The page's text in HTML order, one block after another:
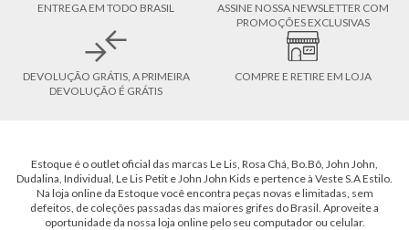
ENTREGA EM TODO BRASIL
ASSINE NOSSA NEWSLETTER COM
PROMOÇÕES EXCLUSIVAS
DEVOLUÇÃO GRÁTIS, A PRIMEIRA
DEVOLUÇÃO É GRÁTIS
COMPRE E RETIRE EM LOJA
Estoque é o outlet oficial das marcas Le Lis, Rosa Chá, Bo.Bô, John John,
Dudalina, Individual, Le Lis Petit e John John Kids e pertence à Veste S.A Estilo.
Na loja online da Estoque você encontra peças novas e limitadas, sem
defeitos, de coleções passadas das maiores grifes do Brasil. Aproveite a
oportunidade da nossa loja online pelo seu computador ou celular.